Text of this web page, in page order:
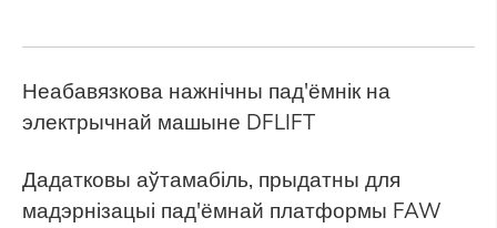
Неабавязкова нажнічны пад'ёмнік на
электрычнай машыне DFLIFT
Дадатковы аўтамабіль, прыдатны для
мадэрнізацыі пад'ёмнай платформы FAW